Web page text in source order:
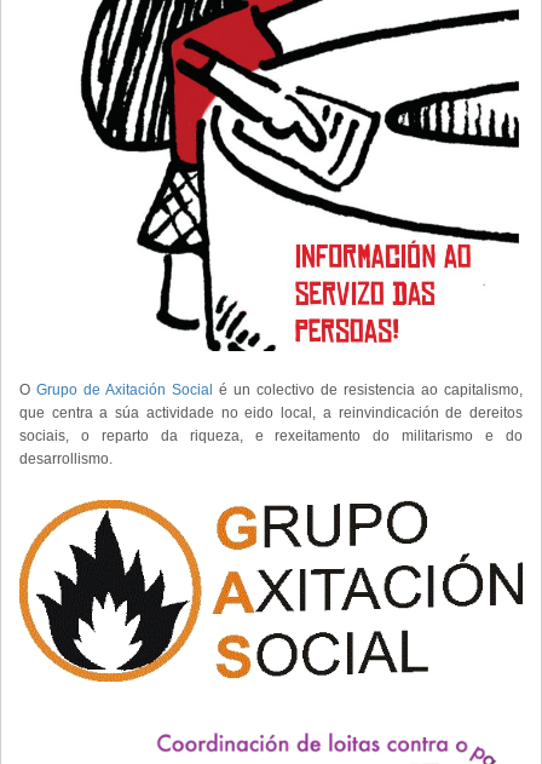
O Grupo de Axitación Social é un colectivo de resistencia ao capitalismo,
que centra a súa actividade no eido local, a reinvindicación de dereitos
sociais, o reparto da riqueza, e rexeitamento do militarismo e do
desarrollismo.